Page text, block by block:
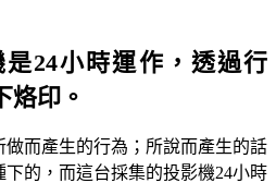
24小時運作，透過行
烙印。
而產生的行為；所說而產生的話
的，而這台採集的投影機24小時